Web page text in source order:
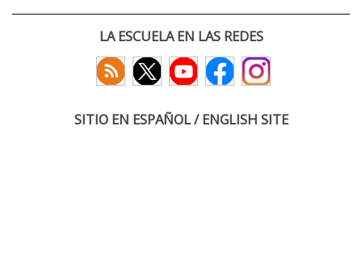
LA ESCUELA EN LAS REDES
SITIO EN ESPAÑOL / ENGLISH SITE